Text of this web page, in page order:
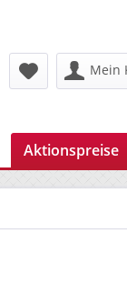
Mein
Aktionspreise